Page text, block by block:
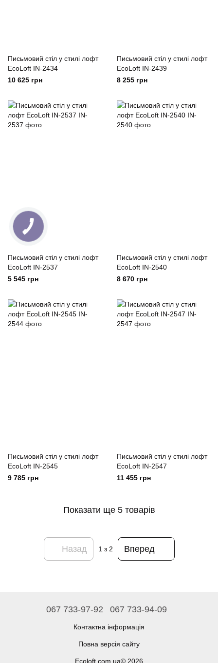
Письмовий стіл у стилі лофт
EcoLoft IN-2434
10 625 грн
Письмовий стіл у стилі лофт
EcoLoft IN-2439
8 255 грн
Письмовий стіл у стилі лофт
EcoLoft IN-2537
5 545 грн
Письмовий стіл у стилі лофт
EcoLoft IN-2540
8 670 грн
Письмовий стіл у стилі лофт
EcoLoft IN-2545
9 785 грн
Письмовий стіл у стилі лофт
EcoLoft IN-2547
11 455 грн
Показати ще 5 товарів
Назад 1 з 2 Вперед
067 733-97-92 067 733-94-09
Контактна інформація
Повна версія сайту
Ecoloft.com.ua© 2026